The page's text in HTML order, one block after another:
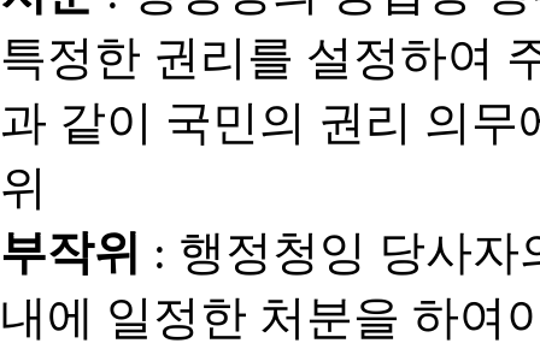
특정한 권리를 설정하여
과 같이 국민의 권리 의
위
부작위 : 행정청잉 당사자
내에 일정한 처분을 하여